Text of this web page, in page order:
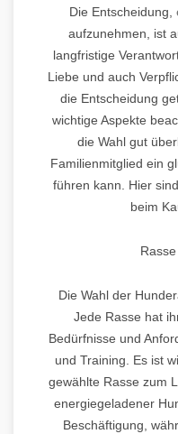
Die Entscheidung,
aufzunehmen, ist
langfristige
Liebe und auch
die Entscheidung
wichtige Aspekte
die Wahl gut
Familienmitglied ein
führen kann. Hier
beim
Die Wahl der
Jede Rasse hat
Bedürfnisse und
und Training. Es ist
gewählte Rasse zum
energiegeladener
Beschäftigung,